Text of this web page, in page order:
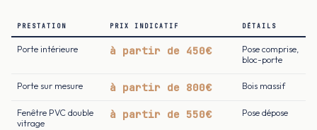
PRESTATION PRIX INDICATIF DÉTAILS
Porte intérieure à partir de 450€
Pose comprise,
bloc-porte
Porte sur mesure à partir de 800€ Bois massif
Fenêtre PVC double
vitrage
à partir de 550€ Pose dépose